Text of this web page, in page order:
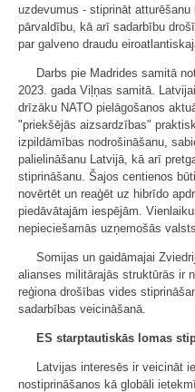
uzdevumus - stiprināt
pārvaldību, kā arī sadarbību
par galveno draudu
Darbs pie Madrides samitā
2023. gada Viļņas samitā.
drīzāku NATO pielāgošanos
"priekšējās aizsardzības"
izpildāmības nodrošināšanu,
palielināšanu Latvijā, kā arī
stiprināšanu. Šajos centienos
novērtēt un reaģēt uz hibrīdo
piedāvātajām iespējām.
nepieciešamās uzņemošās
Somijas un gaidāmajai
alianses militārajās struktūrās ir
reģiona drošības vides
sadarbības veicināšanā.
ES starptautiskās lomas
Latvijas interesēs ir veicināt
nostiprināšanos kā globāli